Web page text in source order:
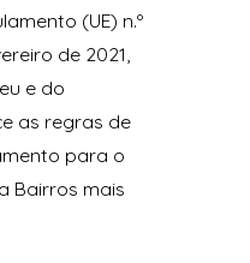
(UE) n.º
de 2021,
e do
as regras de
para o
Bairros mais